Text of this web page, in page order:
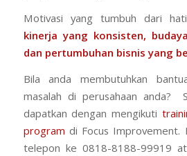
Motivasi yang tumbuh dari
kinerja yang konsisten,
dan pertumbuhan bisnis yang
Bila anda membutuhkan
masalah di perusahaan anda?
dapatkan dengan mengikuti
program di Focus Improvement.
telepon ke 0818-8188-99919